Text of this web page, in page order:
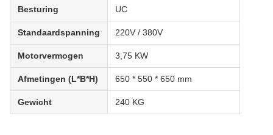
Besturing UC
Standaardspanning 220V / 380V
Motorvermogen 3,75 KW
Afmetingen (L*B*H) 650 * 550 * 650 mm
Gewicht 240 KG